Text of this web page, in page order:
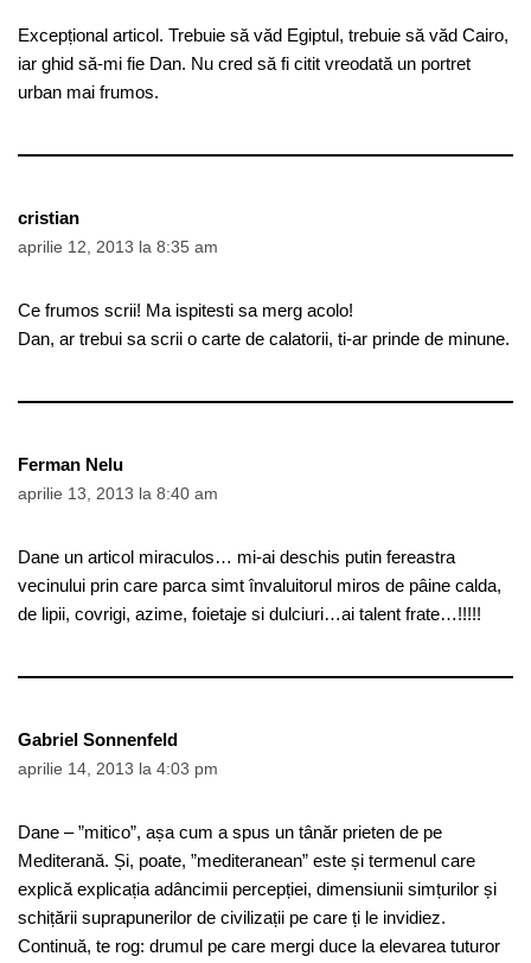
Excepțional articol. Trebuie să văd Egiptul, trebuie să văd Cairo,
iar ghid să-mi fie Dan. Nu cred să fi citit vreodată un portret
urban mai frumos.
cristian
aprilie 12, 2013 la 8:35 am
Ce frumos scrii! Ma ispitesti sa merg acolo!
Dan, ar trebui sa scrii o carte de calatorii, ti-ar prinde de minune.
Ferman Nelu
aprilie 13, 2013 la 8:40 am
Dane un articol miraculos… mi-ai deschis putin fereastra
vecinului prin care parca simt învaluitorul miros de pâine calda,
de lipii, covrigi, azime, foietaje si dulciuri…ai talent frate…!!!!!
Gabriel Sonnenfeld
aprilie 14, 2013 la 4:03 pm
Dane – ”mitico”, așa cum a spus un tânăr prieten de pe
Mediterană. Și, poate, ”mediteranean” este și termenul care
explică explicația adâncimii percepției, dimensiunii simțurilor și
schițării suprapunerilor de civilizații pe care ți le invidiez.
Continuă, te rog: drumul pe care mergi duce la elevarea tuturor